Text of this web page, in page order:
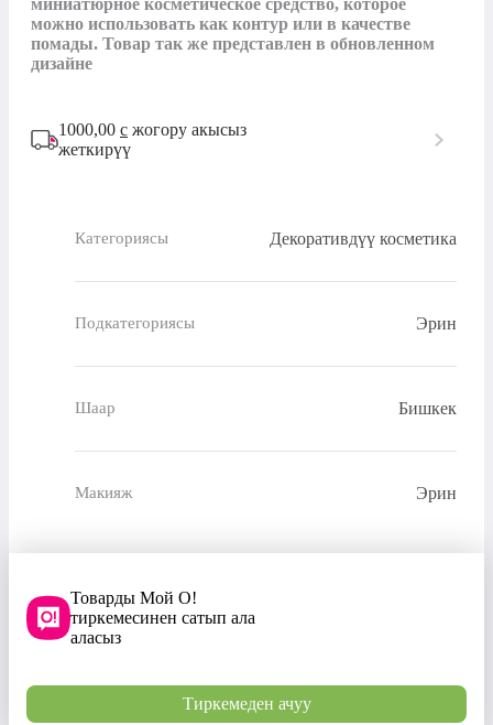
можно использовать как контур или в качестве
помады. Товар так же представлен в обновленном
дизайне
1000,00 с жогору акысыз
жеткирүү
Категориясы Декоративдүү косметика
Подкатегориясы Эрин
Шаар Бишкек
Макияж Эрин
Товарды Мой О!
тиркемесинен сатып ала
аласыз
Тиркемеден ачуу